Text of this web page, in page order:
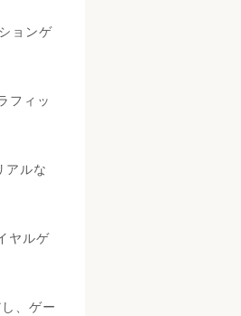
ョンゲ
フィッ
アルな
ヤルゲ
、ゲー